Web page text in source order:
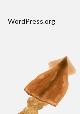
WordPress.org